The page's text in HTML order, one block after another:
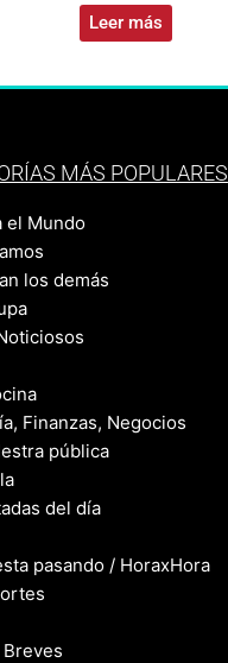
Leer más
MÁS POPULARES
el Mundo
los demás
Finanzas, Negocios
pública
del día
pasando / HoraxHora